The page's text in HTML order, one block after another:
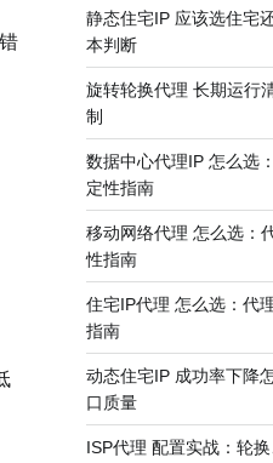
静态住宅IP 应该选住宅
本判断
旋转轮换代理 长期运行
制
数据中心代理IP 怎么选
定性指南
移动网络代理 怎么选：
性指南
住宅IP代理 怎么选：代
指南
动态住宅IP 成功率下降
口质量
ISP代理 配置实战：轮